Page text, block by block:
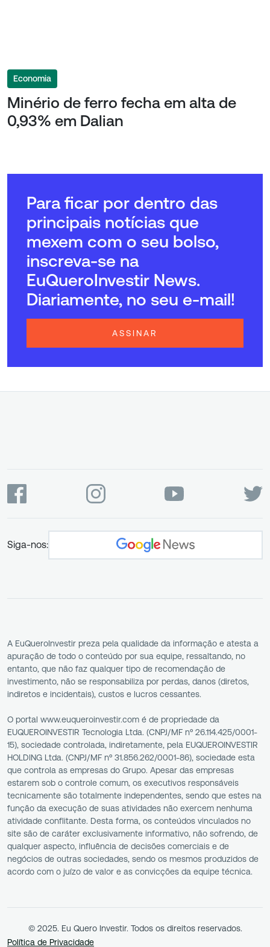
Economia
Minério de ferro fecha em alta de
0,93% em Dalian
Para ficar por dentro das
principais notícias que
mexem com o seu bolso,
inscreva-se na
EuQueroInvestir News.
Diariamente, no seu e-mail!
ASSINAR
Siga-nos:
A EuQueroInvestir preza pela qualidade da informação e atesta a
apuração de todo o conteúdo por sua equipe, ressaltando, no
entanto, que não faz qualquer tipo de recomendação de
investimento, não se responsabiliza por perdas, danos (diretos,
indiretos e incidentais), custos e lucros cessantes.
O portal www.euqueroinvestir.com é de propriedade da
EUQUEROINVESTIR Tecnologia Ltda. (CNPJ/MF nº 26.114.425/0001-
15), sociedade controlada, indiretamente, pela EUQUEROINVESTIR
HOLDING Ltda. (CNPJ/MF nº 31.856.262/0001-86), sociedade esta
que controla as empresas do Grupo. Apesar das empresas
estarem sob o controle comum, os executivos responsáveis
tecnicamente são totalmente independentes, sendo que estes na
função da execução de suas atividades não exercem nenhuma
atividade conflitante. Desta forma, os conteúdos vinculados no
site são de caráter exclusivamente informativo, não sofrendo, de
qualquer aspecto, influência de decisões comerciais e de
negócios de outras sociedades, sendo os mesmos produzidos de
acordo com o juízo de valor e as convicções da equipe técnica.
© 2025. Eu Quero Investir. Todos os direitos reservados.
Política de Privacidade